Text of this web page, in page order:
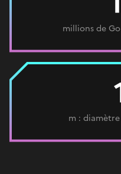
millions de
m :